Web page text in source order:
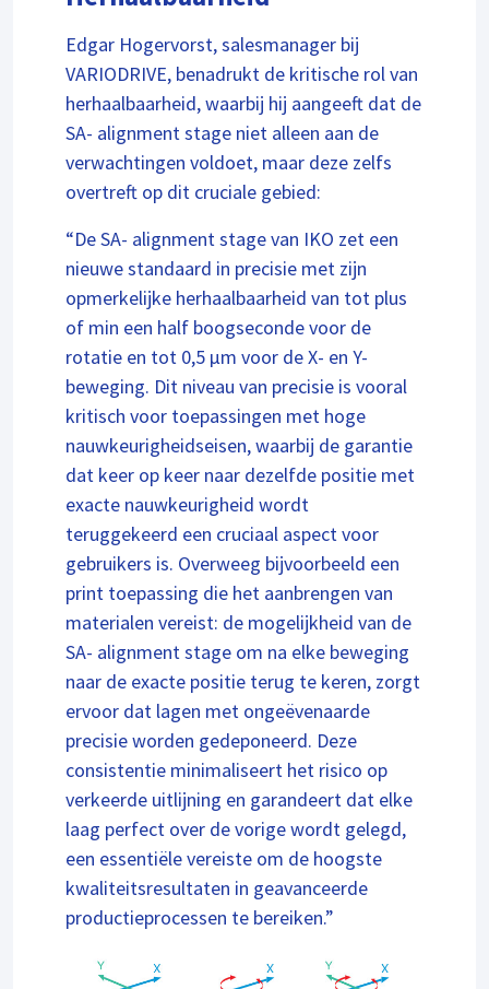
Edgar Hogervorst, salesmanager bij
VARIODRIVE, benadrukt de kritische rol van
herhaalbaarheid, waarbij hij aangeeft dat de
SA- alignment stage niet alleen aan de
verwachtingen voldoet, maar deze zelfs
overtreft op dit cruciale gebied:
“De SA- alignment stage van IKO zet een
nieuwe standaard in precisie met zijn
opmerkelijke herhaalbaarheid van tot plus
of min een half boogseconde voor de
rotatie en tot 0,5 µm voor de X- en Y-
beweging. Dit niveau van precisie is vooral
kritisch voor toepassingen met hoge
nauwkeurigheidseisen, waarbij de garantie
dat keer op keer naar dezelfde positie met
exacte nauwkeurigheid wordt
teruggekeerd een cruciaal aspect voor
gebruikers is. Overweeg bijvoorbeeld een
print toepassing die het aanbrengen van
materialen vereist: de mogelijkheid van de
SA- alignment stage om na elke beweging
naar de exacte positie terug te keren, zorgt
ervoor dat lagen met ongeëvenaarde
precisie worden gedeponeerd. Deze
consistentie minimaliseert het risico op
verkeerde uitlijning en garandeert dat elke
laag perfect over de vorige wordt gelegd,
een essentiële vereiste om de hoogste
kwaliteitsresultaten in geavanceerde
productieprocessen te bereiken.”